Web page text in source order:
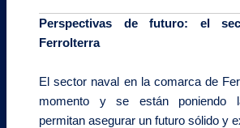
Perspectivas de futuro: el
Ferrolterra
El sector naval en la comarca de
momento y se están poniendo
permitan asegurar un futuro sólido y